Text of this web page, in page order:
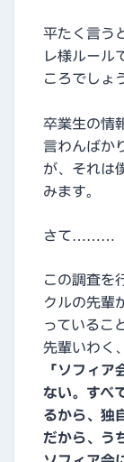
平たく言う
レ様ルール
ころでし
卒業生の情
言わんばか
が、それは
みます。
さて………
この調査を
クルの先輩
っているこ
先輩いわく、
「ソフィ
ない。すべ
るから、独
だから、う